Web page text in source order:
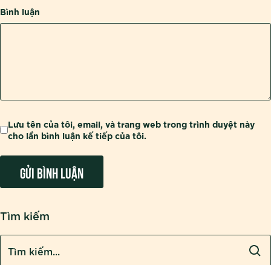
Bình luận
Lưu tên của tôi, email, và trang web trong trình duyệt này
cho lần bình luận kế tiếp của tôi.
Tìm kiếm